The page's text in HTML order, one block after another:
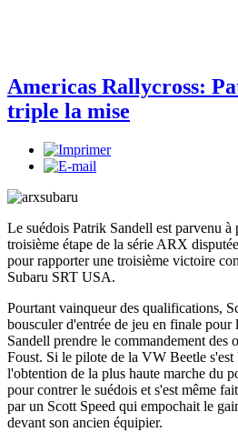
Americas Rallycross:
triple la mise
Le suédois Patrik Sandell est parvenu à
troisième étape de la série ARX
pour rapporter une troisième victoire
Subaru SRT USA.
Pourtant vainqueur des qualifications,
bousculer d'entrée de jeu en finale pour
Sandell prendre le commandement des
Foust. Si le pilote de la VW Beetle
l'obtention de la plus haute marche du
pour contrer le suédois et s'est même
par un Scott Speed qui empochait le
devant son ancien équipier.